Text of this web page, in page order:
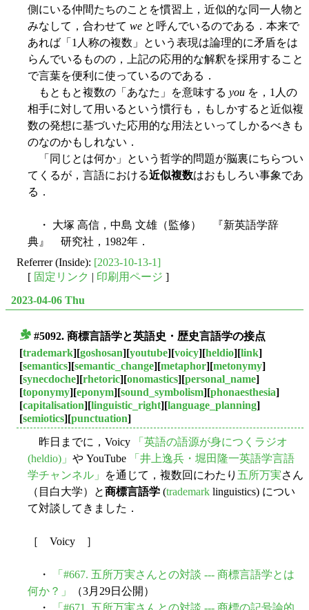
側にいる仲間たちのことを慣習上，近似的な同一人物と
みなして，合わせて we と呼んでいるのである．本来で
あれば「1人称の複数」という表現は論理的に矛盾をは
らんでいるものの，上記の応用的な解釈を採用すること
で言葉を便利に使っているのである．
もともと複数の「あなた」を意味する you を，1人の
相手に対して用いるという慣行も，もしかすると近似複
数の発想に基づいた応用的な用法といってしかるべきも
のなのかもしれない．
「同じとは何か」という哲学的問題が脳裏にちらつい
てくるが，言語における近似複数はおもしろい事象であ
る．
・ 大塚 高信，中島 文雄（監修） 『新英語学辞
典』 研究社，1982年．
Referrer (Inside): [2023-10-13-1]
[ 固定リンク | 印刷用ページ ]
2023-04-06 Thu
#5092. 商標言語学と英語史・歴史言語学の接点
[trademark][goshosan][youtube][voicy][heldio][link]
[semantics][semantic_change][metaphor][metonymy]
[synecdoche][rhetoric][onomastics][personal_name]
[toponymy][eponym][sound_symbolism][phonaesthesia]
[capitalisation][linguistic_right][language_planning]
[semiotics][punctuation]
昨日までに，Voicy
「英語の語源が身につくラジオ
(heldio)」 や YouTube
「井上逸兵・堀田隆一英語学言語
学チャンネル」
を通じて，複数回にわたり 五所万実さん
（目白大学）と商標言語学 (trademark linguistics) につい
て対談してきました．
［ Voicy ］
・
「#667. 五所万実さんとの対談 --- 商標言語学とは
何か？」
（3月29日公開）